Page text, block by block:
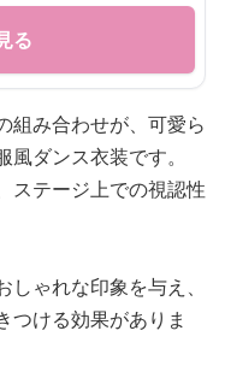
る
組み合わせが、可愛ら
ダンス衣装です。
ステージ上での視認性
ゃれな印象を与え、
つける効果がありま